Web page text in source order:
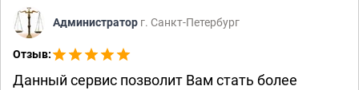
Администратор г. Санкт-Петербург
Отзыв:
Данный сервис позволит Вам стать более